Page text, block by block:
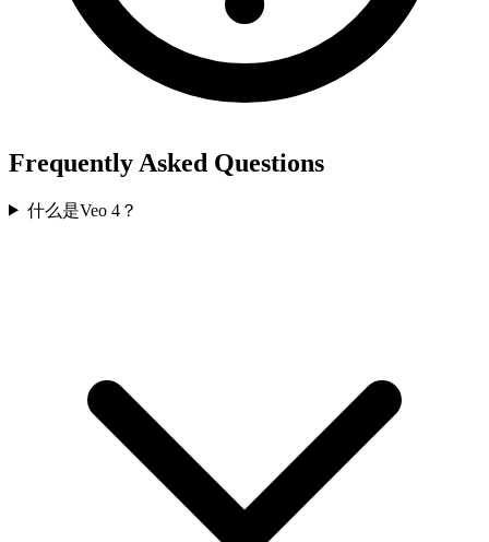
Frequently Asked Questions
什么是Veo 4？